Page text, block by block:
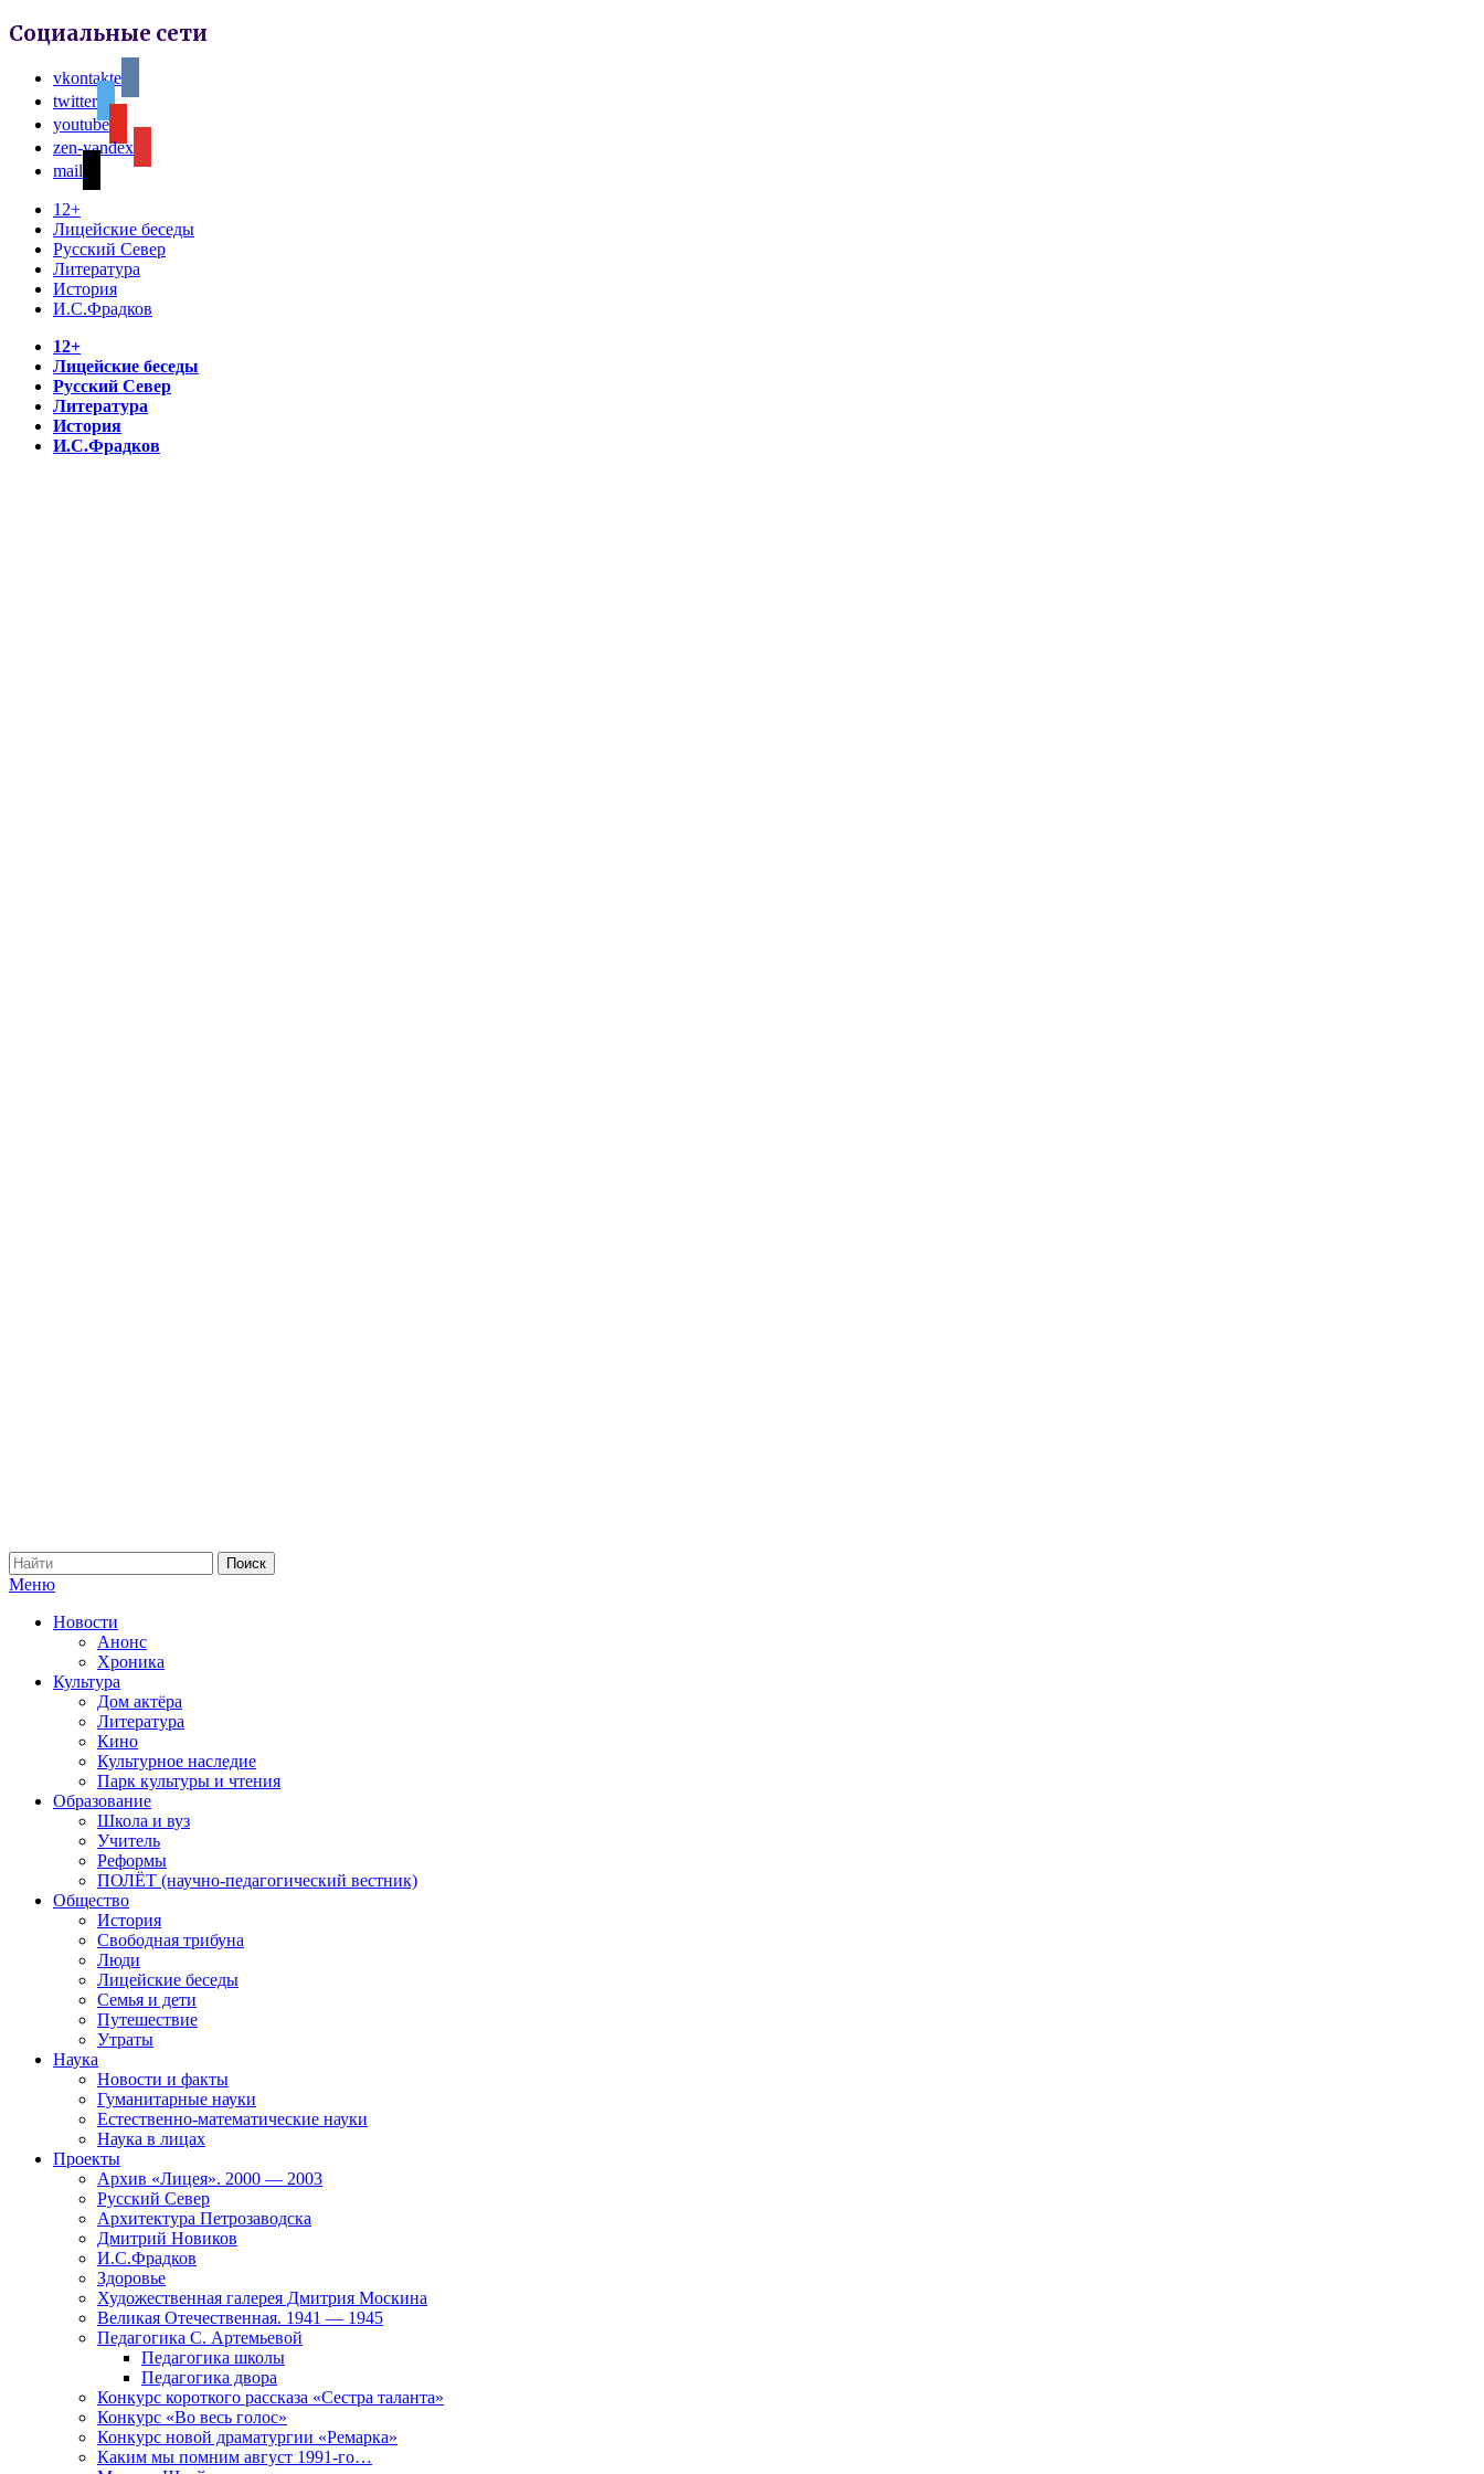
Социальные сети
vkontakte
twitter
youtube
zen-yandex
mail
12+
Лицейские беседы
Русский Север
Литература
История
И.С.Фрадков
12+
Лицейские беседы
Русский Север
Литература
История
И.С.Фрадков
Меню
Новости
Анонс
Хроника
Культура
Дом актёра
Литература
Кино
Культурное наследие
Парк культуры и чтения
Образование
Школа и вуз
Учитель
Реформы
ПОЛЁТ (научно-педагогический вестник)
Общество
История
Свободная трибуна
Люди
Лицейские беседы
Семья и дети
Путешествие
Утраты
Наука
Новости и факты
Гуманитарные науки
Естественно-математические науки
Наука в лицах
Проекты
Архив «Лицея». 2000 — 2003
Русский Север
Архитектура Петрозаводска
Дмитрий Новиков
И.С.Фрадков
Здоровье
Художественная галерея Дмитрия Москина
Великая Отечественная. 1941 — 1945
Педагогика С. Артемьевой
Педагогика школы
Педагогика двора
Конкурс короткого рассказа «Сестра таланта»
Конкурс «Во весь голос»
Конкурс новой драматургии «Ремарка»
Каким мы помним август 1991-го…